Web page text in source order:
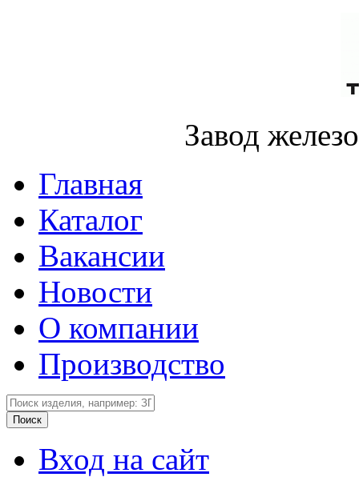
Завод
Главная
Каталог
Вакансии
Новости
О компании
Производство
Вход на сайт